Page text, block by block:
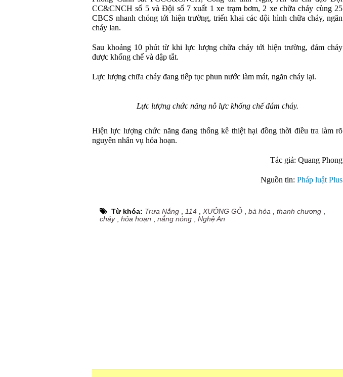
CC&CNCH số 5 và Đội số 7 xuất 1 xe trạm bơm, 2 xe chữa cháy cùng 25
CBCS nhanh chóng tới hiện trường, triển khai các đội hình chữa cháy, ngăn
cháy lan.
Sau khoảng 10 phút từ khi lực lượng chữa cháy tới hiện trường, đám cháy
được khống chế và dập tắt.
Lực lượng chữa cháy đang tiếp tục phun nước làm mát, ngăn cháy lại.
Lực lượng chức năng nỗ lực khống chế đám cháy.
Hiện lực lượng chức năng đang thống kê thiệt hại đồng thời điều tra làm rõ
nguyên nhân vụ hỏa hoạn.
Tác giả: Quang Phong
Nguồn tin: Pháp luật Plus
Từ khóa: Trưa Nắng 114 XƯỞNG GỖ bà hỏa thanh chương
cháy, hỏa hoạn nắng nóng Nghệ An